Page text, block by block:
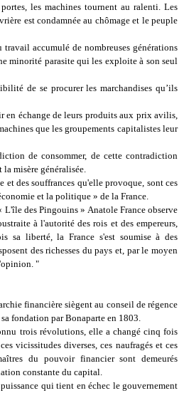
les machines tournent au ralenti. Les
est condamnée au chômage et le peuple
travail accumulé de nombreuses générations
minorité parasite qui les exploite à son seul
de se procurer les marchandises qu’ils
en échange de leurs produits aux prix avilis,
que les groupements capitalistes leur
de consommer, de cette contradiction
misère généralisée.
et des souffrances qu'elle provoque, sont ces
et la politique » de la France.
L'île des Pingouins » Anatole France observe
à l'autorité des rois et des empereurs,
sa liberté, la France s'est soumise à des
des richesses du pays et, par le moyen
"
financière siègent au conseil de régence
fondation par Bonaparte en 1803.
trois révolutions, elle a changé cinq fois
vicissitudes diverses, ces naufragés et ces
du pouvoir financier sont demeurés
constante du capital.
qui tient en échec le gouvernement